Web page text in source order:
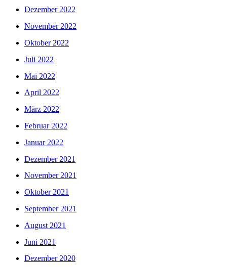
Dezember 2022
November 2022
Oktober 2022
Juli 2022
Mai 2022
April 2022
März 2022
Februar 2022
Januar 2022
Dezember 2021
November 2021
Oktober 2021
September 2021
August 2021
Juni 2021
Dezember 2020